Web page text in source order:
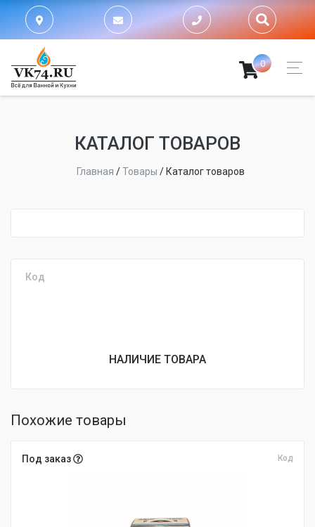
0
КАТАЛОГ ТОВАРОВ
Главная /Товары / Каталог товаров
Код
НАЛИЧИЕ ТОВАРА
Похожие товары
Под заказ Код